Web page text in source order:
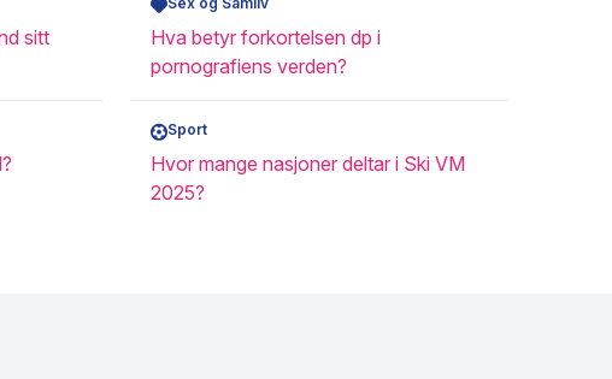
sitt
Hva betyr forkortelsen dp i
pornografiens verden?
Sport
Hvor mange nasjoner deltar i Ski VM
2025?